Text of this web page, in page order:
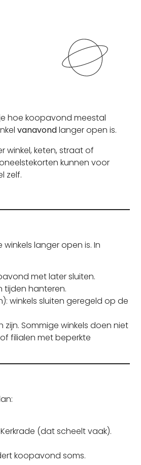
hoe koopavond meestal
vanavondlanger open is.
winkel, keten, straat of
kunnen voor
zelf.
langer open is. In
met later sluiten.
tijden hanteren.
winkels sluiten geregeld op de
Sommige winkels doen niet
filialen met beperkte
(dat scheelt vaak).
koopavond soms.